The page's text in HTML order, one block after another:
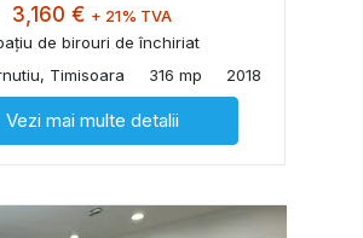
3,160 € + 21% TVA
de birouri de închiriat
Timisoara
316 mp 2018
Vezi mai multe detalii